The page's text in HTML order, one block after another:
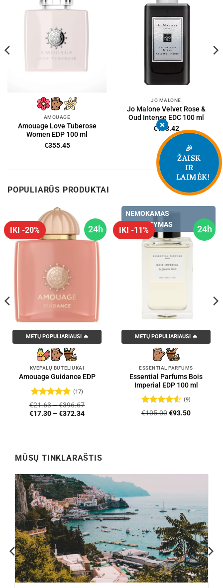
AMOUAGE
Amouage Love Tuberose
Women EDP 100 ml
€355.45
JO MALONE
Jo Malone Velvet Rose &
Oud Intense EDC 100 ml
€193.42
POPULIARŪS PRODUKTAI
24h
IKI -20%
METŲ POPULIARIAUSI 🔥
KVEPALŲ BUTELIUKAI
Amouage Guidance EDP
Įvertinimas:
4.76iš 5
(17)
€21.63–€396.67
€17.30 –€372.34
24h
IKI -11%
NEMOKAMAS
PRISTATYMAS
METŲ POPULIARIAUSI 🔥
ESSENTIAL PARFUMS
Essential Parfums Bois
Imperial EDP 100 ml
Įvertinimas:
(9)
€105.00Original
€93.50Current
MŪSŲ TINKLARAŠTIS
🎉
ŽAISK
IR
LAIMĖK!